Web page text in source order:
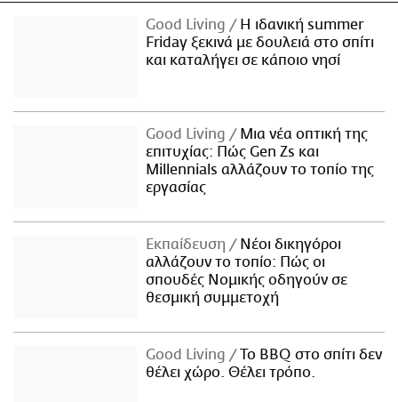
Good Living
Η ιδανική summer
Friday ξεκινά με δουλειά στο σπίτι
και καταλήγει σε κάποιο νησί
Good Living
Μια νέα οπτική της
επιτυχίας: Πώς Gen Zs και
Millennials αλλάζουν το τοπίο της
εργασίας
Εκπαίδευση
Νέοι δικηγόροι
αλλάζουν το τοπίο: Πώς οι
σπουδές Νομικής οδηγούν σε
θεσμική συμμετοχή
Good Living
Το BBQ στο σπίτι δεν
θέλει χώρο. Θέλει τρόπο.